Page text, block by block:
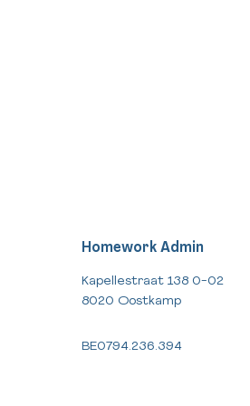
Homework Admin
Kapellestraat 138 0-02
8020 Oostkamp
BE0794.236.394